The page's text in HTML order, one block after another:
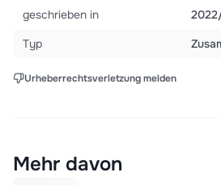
geschrieben in
Typ
Urheberrechtsverletzung melden
Mehr davon